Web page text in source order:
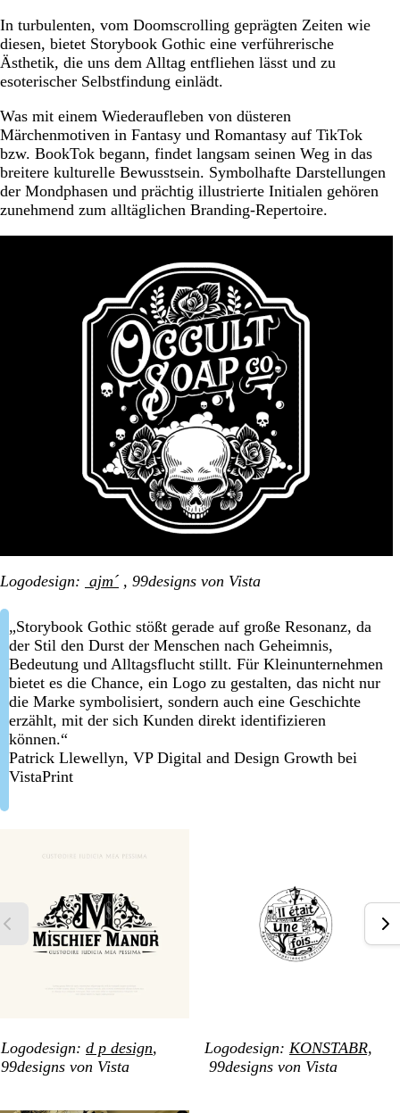
In turbulenten, vom Doomscrolling geprägten Zeiten wie
diesen, bietet Storybook Gothic eine verführerische
Ästhetik, die uns dem Alltag entfliehen lässt und zu
esoterischer Selbstfindung einlädt.
Was mit einem Wiederaufleben von düsteren
Märchenmotiven in Fantasy und Romantasy auf TikTok
bzw. BookTok begann, findet langsam seinen Weg in das
breitere kulturelle Bewusstsein. Symbolhafte Darstellungen
der Mondphasen und prächtig illustrierte Initialen gehören
zunehmend zum alltäglichen Branding-Repertoire.
Logodesign: ajm´ , 99designs von Vista
„Storybook Gothic stößt gerade auf große Resonanz, da
der Stil den Durst der Menschen nach Geheimnis,
Bedeutung und Alltagsflucht stillt. Für Kleinunternehmen
bietet es die Chance, ein Logo zu gestalten, das nicht nur
die Marke symbolisiert, sondern auch eine Geschichte
erzählt, mit der sich Kunden direkt identifizieren
können.“
Patrick Llewellyn, VP Digital and Design Growth bei
VistaPrint
Logodesign: d p design,
99designs von Vista
Logodesign: KONSTABR,
99designs von Vista